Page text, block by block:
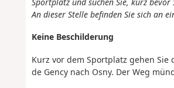
An dieser Stelle befinden Sie sich an
Keine Beschilderung
Kurz vor dem Sportplatz gehen
de Gency nach Osny. Der Weg